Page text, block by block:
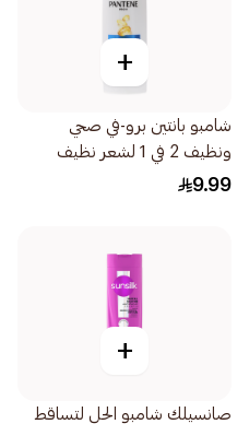
+
شامبو بانتين برو-في صحي
ونظيف 2 في 1 لشعر نظيف
190مل
9.99
+
صانسيلك شامبو الحل لتساقط